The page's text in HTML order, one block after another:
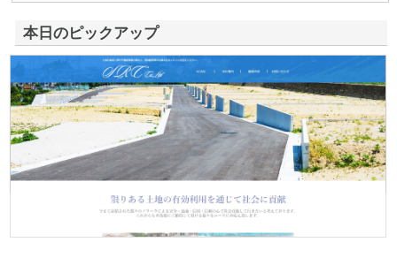
株式会社アドバンスロードが山形県鶴岡市で手がける舗装土木工事と求
本日のピックアップ
株式会社ＳＲＣ